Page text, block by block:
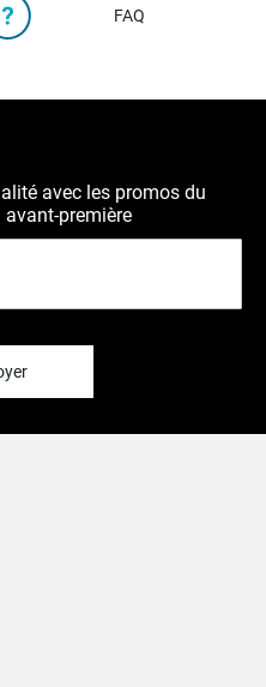
FAQ
avec les promos du
première